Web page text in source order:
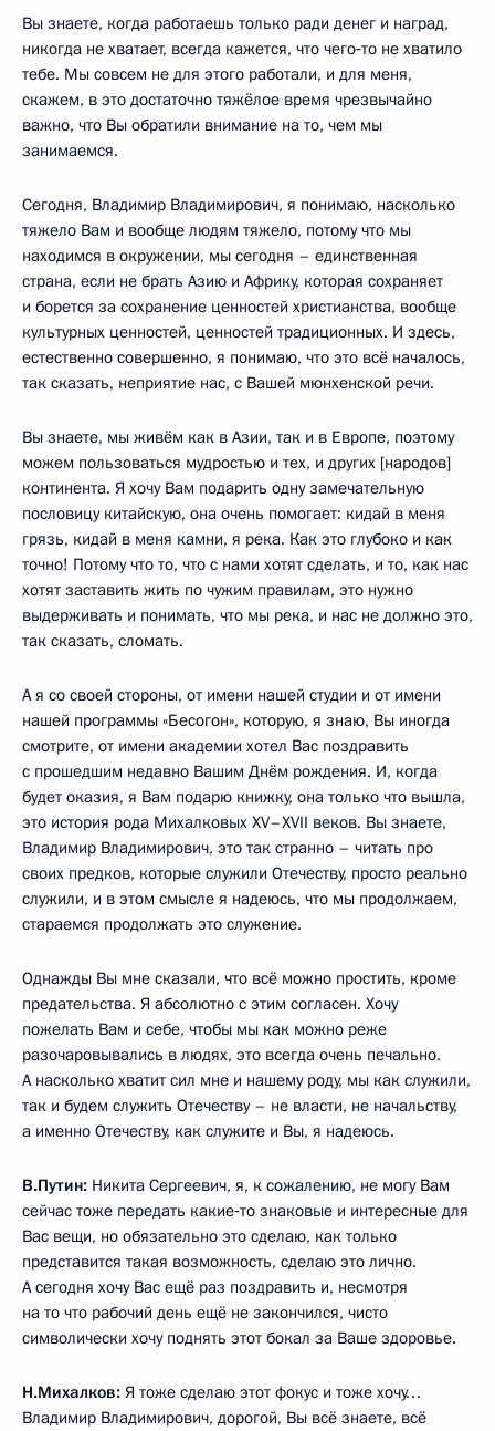
Вы знаете, когда работаешь только ради денег и наград,
никогда не хватает, всегда кажется, что чего‑то не хватило
тебе. Мы совсем не для этого работали, и для меня,
скажем, в это достаточно тяжёлое время чрезвычайно
важно, что Вы обратили внимание на то, чем мы
занимаемся.
Сегодня, Владимир Владимирович, я понимаю, насколько
тяжело Вам и вообще людям тяжело, потому что мы
находимся в окружении, мы сегодня – единственная
страна, если не брать Азию и Африку, которая сохраняет
и борется за сохранение ценностей христианства, вообще
культурных ценностей, ценностей традиционных. И здесь,
естественно совершенно, я понимаю, что это всё началось,
так сказать, неприятие нас, с Вашей мюнхенской речи.
Вы знаете, мы живём как в Азии, так и в Европе, поэтому
можем пользоваться мудростью и тех, и других [народов]
континента. Я хочу Вам подарить одну замечательную
пословицу китайскую, она очень помогает: кидай в меня
грязь, кидай в меня камни, я река. Как это глубоко и как
точно! Потому что то, что с нами хотят сделать, и то, как нас
хотят заставить жить по чужим правилам, это нужно
выдерживать и понимать, что мы река, и нас не должно это,
так сказать, сломать.
А я со своей стороны, от имени нашей студии и от имени
нашей программы «Бесогон», которую, я знаю, Вы иногда
смотрите, от имени академии хотел Вас поздравить
с прошедшим недавно Вашим Днём рождения. И, когда
будет оказия, я Вам подарю книжку, она только что вышла,
это история рода Михалковых XV–XVII веков. Вы знаете,
Владимир Владимирович, это так странно – читать про
своих предков, которые служили Отечеству, просто реально
служили, и в этом смысле я надеюсь, что мы продолжаем,
стараемся продолжать это служение.
Однажды Вы мне сказали, что всё можно простить, кроме
предательства. Я абсолютно с этим согласен. Хочу
пожелать Вам и себе, чтобы мы как можно реже
разочаровывались в людях, это всегда очень печально.
А насколько хватит сил мне и нашему роду, мы как служили,
так и будем служить Отечеству – не власти, не начальству,
а именно Отечеству, как служите и Вы, я надеюсь.
В.Путин: Никита Сергеевич, я, к сожалению, не могу Вам
сейчас тоже передать какие‑то знаковые и интересные для
Вас вещи, но обязательно это сделаю, как только
представится такая возможность, сделаю это лично.
А сегодня хочу Вас ещё раз поздравить и, несмотря
на то что рабочий день ещё не закончился, чисто
символически хочу поднять этот бокал за Ваше здоровье.
Н.Михалков: Я тоже сделаю этот фокус и тоже хочу…
Владимир Владимирович, дорогой, Вы всё знаете, всё